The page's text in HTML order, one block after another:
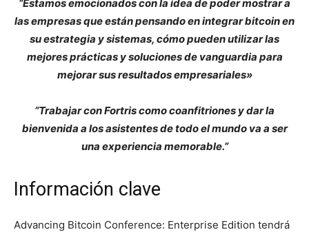
“Estamos emocionados con la idea de poder mostrar a
las empresas que están pensando en integrar bitcoin en
su estrategia y sistemas, cómo pueden utilizar las
mejores prácticas y soluciones de vanguardia para
mejorar sus resultados empresariales»
“Trabajar con Fortris como coanfitriones y dar la
bienvenida a los asistentes de todo el mundo va a ser
una experiencia memorable.”
Información clave
Advancing Bitcoin Conference: Enterprise Edition tendrá